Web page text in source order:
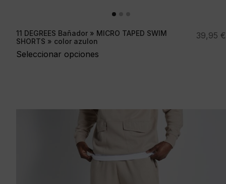
11 DEGREES Bañador » MICRO TAPED SWIM
SHORTS » color azulon
Seleccionar opciones
39,95 €